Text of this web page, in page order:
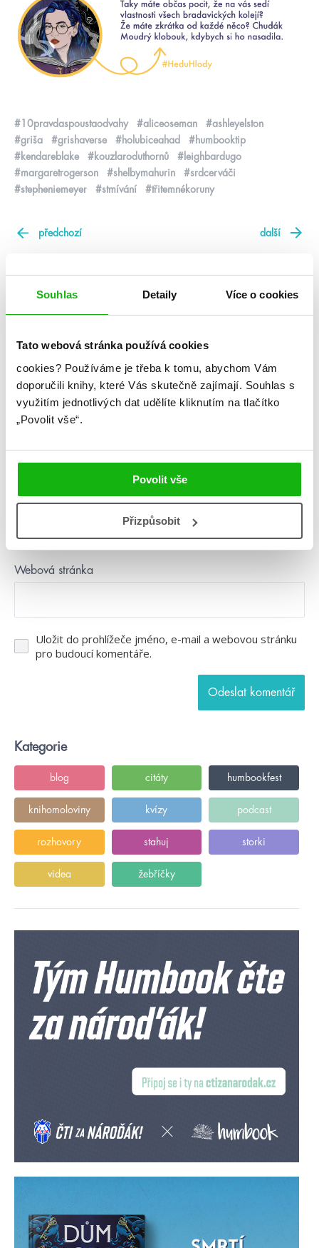
Souhlas Detaily Více o cookies
Tato webová stránka používá cookies
cookies? Používáme je třeba k tomu, abychom Vám
doporučili knihy, které Vás skutečně zajímají. Souhlas s
využitím jednotlivých dat udělíte kliknutím na tlačítko
„Povolit vše“.
Povolit vše
Přizpůsobit
#10pravdaspoustaodvahy #aliceoseman
#ashleyelston
#griša
#grishaverse #holubiceahad
#humbooktip
#kendareblake
#kouzlaroduthornů
#leighbardugo
#margaretrogerson
#shelbymahurin
#srdcerváči
#stepheniemeyer
#stmívání #třitemnékoruny
předchozí další
Napsat komentář
Komentář*
E-mail*
Webová stránka
Uložit do prohlížeče jméno, e-mail a webovou stránku
pro budoucí komentáře.
Kategorie
blog citáty humbookfest
knihomoloviny kvízy podcast
rozhovory stahuj storki
videa žebříčky